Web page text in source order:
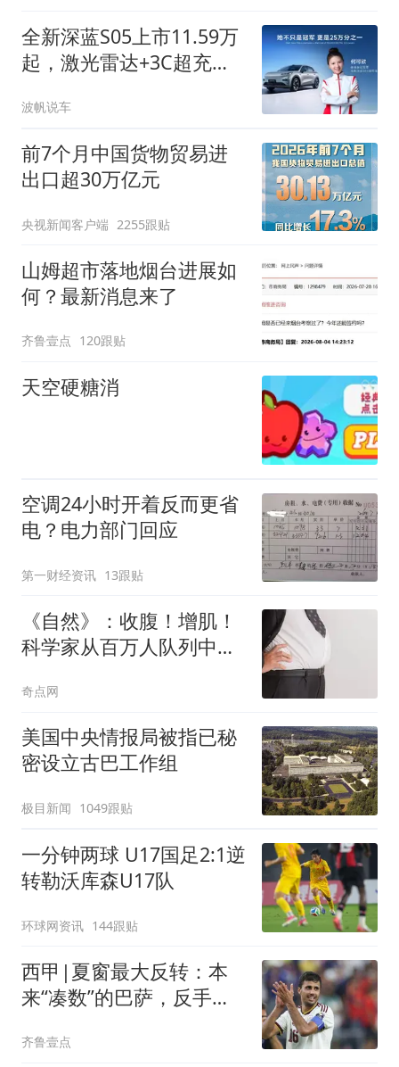
全新深蓝S05上市11.59万
起，激光雷达+3C超充直
波帆说车
前7个月中国货物贸易进
出口超30万亿元
央视新闻客户端 2255跟贴
山姆超市落地烟台进展如
何？最新消息来了
齐鲁壹点 120跟贴
天空硬糖消
空调24小时开着反而更省
电？电力部门回应
第一财经资讯 13跟贴
《自然》：收腹！增肌！
科学家从百万人队列中筛
肪更低、瘦体重更高相
关，携带者发生心血管代
谢疾病的风险也更低
奇点网
美国中央情报局被指已秘
密设立古巴工作组
极目新闻 1049跟贴
一分钟两球 U17国足2:1逆
转勒沃库森U17队
环球网资讯 144跟贴
西甲|夏窗最大反转：本
来“凑数”的巴萨，反手拿
齐鲁壹点